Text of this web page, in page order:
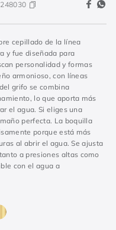
cepillado de la línea
y fue diseñada para
personalidad y formas
armonioso, con líneas
grifo se combina
lo que aporta más
el agua. Si eliges una
perfecta. La boquilla
porque está más
al abrir el agua. Se ajusta
a presiones altas como
con el agua a